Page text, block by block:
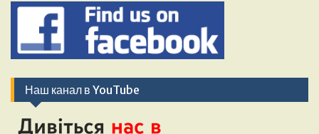
Наш канал в YouTube